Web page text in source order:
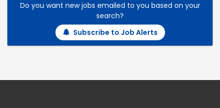
Do you want new jobs emailed to you based on your
search?
Subscribe to Job Alerts